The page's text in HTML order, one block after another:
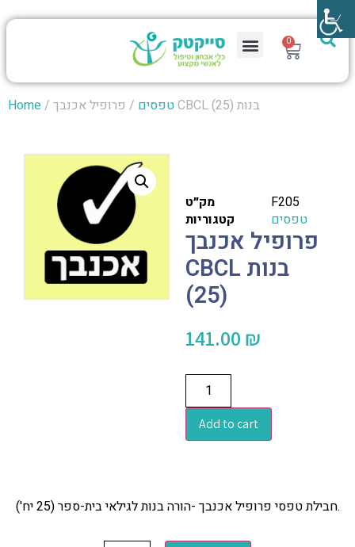
0
Home/ טפסים / פרופיל אכנבך CBCL בנות (25)
מק״ט
F205
קטגוריות
טפסים
פרופיל אכנבך
CBCL בנות
(25)
141.00 ₪
Add to cart
חבילת טפסי פרופיל אכנבך -הורה בנות לגילאי בית-ספר (25 יח').